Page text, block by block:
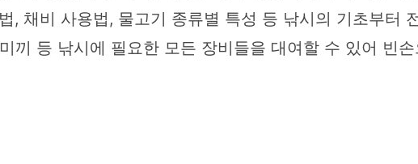
, 채비 사용법, 물고기 종류별 특성 등 낚시의 기초부터
끼 등 낚시에 필요한 모든 장비들을 대여할 수 있어 빈